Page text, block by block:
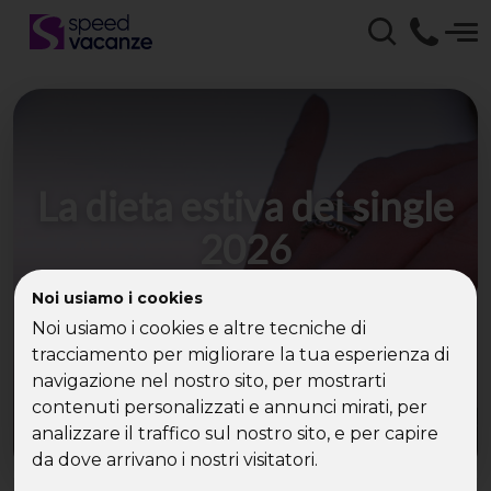
Noi usiamo i cookies
Noi usiamo i cookies e altre tecniche di
tracciamento per migliorare la tua esperienza di
navigazione nel nostro sito, per mostrarti
contenuti personalizzati e annunci mirati, per
analizzare il traffico sul nostro sito, e per capire
da dove arrivano i nostri visitatori.
La dieta estiva dei single
2026
Partire leggeri tra viaggi per single e vacanze
senza stress.